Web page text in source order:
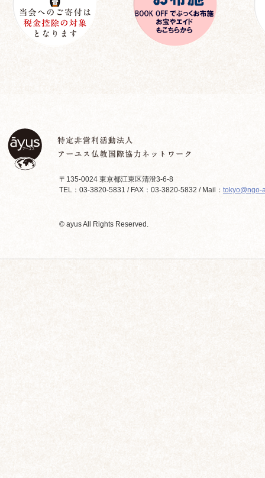
〒135-0024 東京都江東区清澄3-6-8
TEL：03-3820-5831 / FAX：03-3820-5832 / Mail： tokyo@ngo-
© ayus All Rights Reserved.